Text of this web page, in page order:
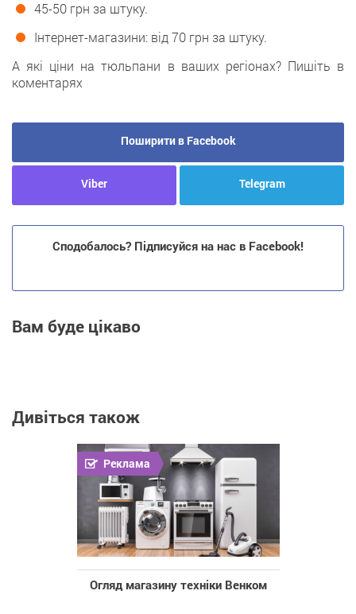
45-50 грн за штуку.
Інтернет-магазини: від 70 грн за штуку.
А які ціни на тюльпани в ваших регіонах? Пишіть в
коментарях
Поширити в Facebook
Viber Telegram
Сподобалось? Підписуйся на нас в Facebook!
Вам буде цікаво
Дивіться також
Реклама
Огляд магазину техніки Венком